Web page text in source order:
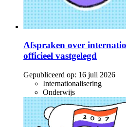
Afspraken over
officieel vastgelegd
Gepubliceerd op: 16 juli 2026
Internationalisering
Onderwijs